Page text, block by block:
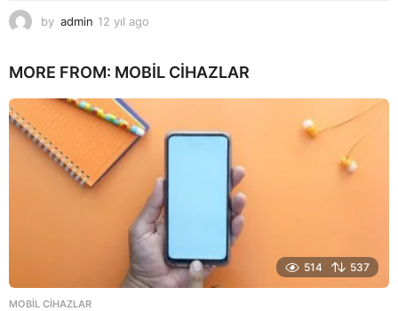
by admin 12 yıl ago
ı
g
MORE FROM: MOBIL CIHAZLAR
514 537
MOBIL CIHAZLAR